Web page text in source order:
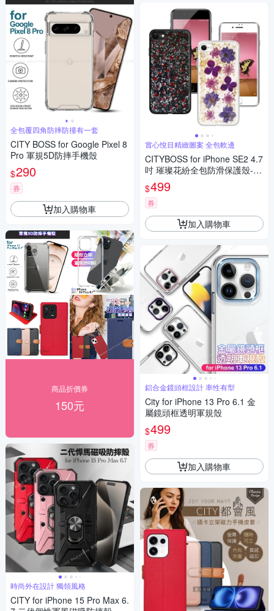
全包覆四角防摔防撞有一套
CITY BOSS for Google Pixel 8
Pro 軍規5D防摔手機殼
$290
券
加入購物車
商品折價券
150元
時尚外在設計 獨領風格
CITY for iPhone 15 Pro Max 6.
賞心悅目精緻圖案 全包軟邊
CITYBOSS for iPhone SE2 4.7
吋 璀璨花紛全包防滑保護殼-紫
蕊 銀箔飛燕 兩款任選
$499
券
加入購物車
鋁合金鏡頭框設計 率性有型
City for iPhone 13 Pro 6.1 金
屬鏡頭框透明軍規殼
$499
券
加入購物車